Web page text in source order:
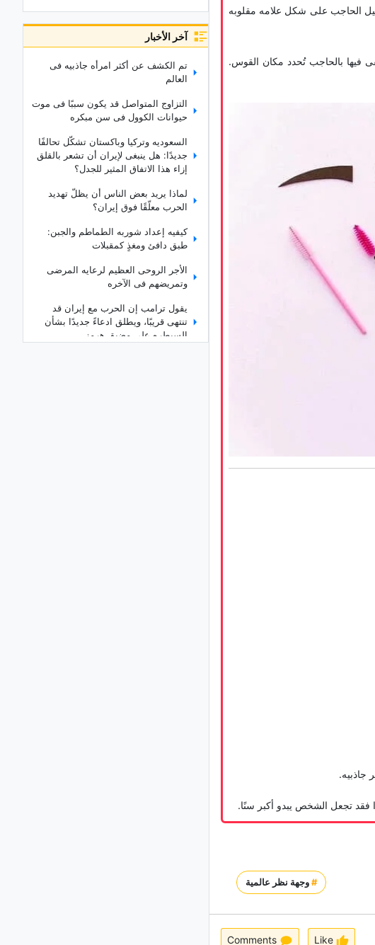
الحاجب على شکل علامه مقلوبه
فیها بالحاجب تُحدد مکان القوس.
جاذبیه.
فقد تجعل الشخص یبدو أکبر سنًا.
#وجهة نظر عالمية
Like
Comments
آخر الأخبار
تم الکشف عن أکثر امرأه جاذبیه فی
العالم
التزاوج المتواصل قد یکون سببًا فی موت
حیوانات الکوول فی سن مبکره
السعودیه وترکیا وباکستان تشکّل تحالفًا
جدیدًا: هل ینبغی لإیران أن تشعر بالقلق
إزاء هذا الاتفاق المثیر للجدل؟
لماذا یرید بعض الناس أن یظلّ تهدید
الحرب معلّقًا فوق إیران؟
کیفیه إعداد شوربه الطماطم والجبن:
طبق دافئ ومغذٍ کمقبلات
الأجر الروحی العظیم لرعایه المرضى
وتمریضهم فی الآخره
یقول ترامب إن الحرب مع إیران قد
تنتهی قریبًا، ویطلق ادعاءً جدیدًا بشأن
السیطره على مضیق هرمز